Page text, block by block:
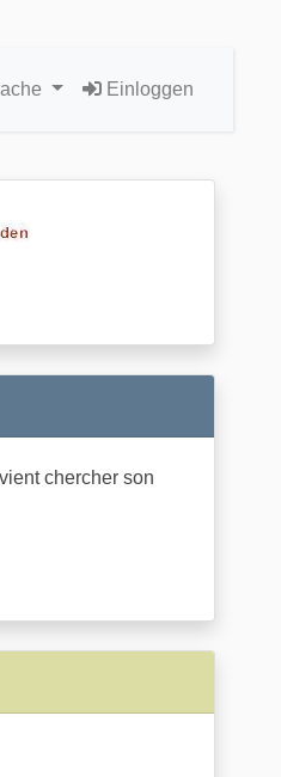
Einloggen
chercher son